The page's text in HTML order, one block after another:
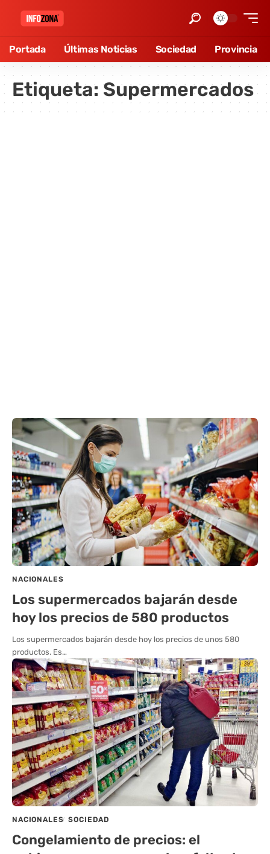
Portada Últimas Noticias Sociedad Provincia
Etiqueta: Supermercados
NACIONALES
Los supermercados bajarán desde
hoy los precios de 580 productos
Los supermercados bajarán desde hoy los precios de unos 580
productos. Es…
NACIONALES SOCIEDAD
Congelamiento de precios: el